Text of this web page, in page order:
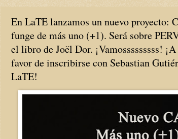
En LaTE lanzamos un nuevo proyecto:
funge de más uno (+1). Será sobre
el libro de Joël Dor. ¡Vamosssssssss!
favor de inscribirse con Sebastian
LaTE!